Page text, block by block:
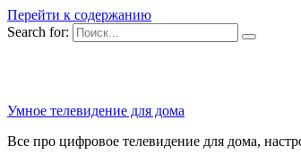
Перейти к содержанию
Search for:
Умное телевидение для дома
Все про цифровое телевидение для дома,